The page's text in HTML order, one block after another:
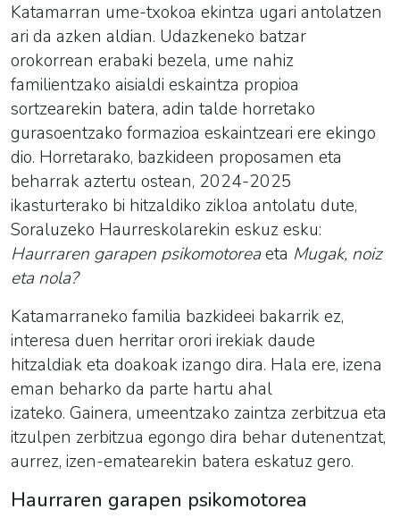
Katamarran ume-txokoa ekintza ugari antolatzen
ari da azken aldian. Udazkeneko batzar
orokorrean erabaki bezela, ume nahiz
familientzako aisialdi eskaintza propioa
sortzearekin batera, adin talde horretako
gurasoentzako formazioa eskaintzeari ere ekingo
dio. Horretarako, bazkideen proposamen eta
beharrak aztertu ostean, 2024-2025
ikasturterako bi hitzaldiko zikloa antolatu dute,
Soraluzeko Haurreskolarekin eskuz esku:
Haurraren garapen psikomotoreaeta Mugak, noiz
eta nola?
Katamarraneko familia bazkideei bakarrik ez,
interesa duen herritar orori irekiak daude
hitzaldiak eta doakoak izango dira. Hala ere, izena
eman beharko da parte hartu ahal
izateko. Gainera, umeentzako zaintza zerbitzua eta
itzulpen zerbitzua egongo dira behar dutenentzat,
aurrez, izen-ematearekin batera eskatuz gero.
Haurraren garapen psikomotorea